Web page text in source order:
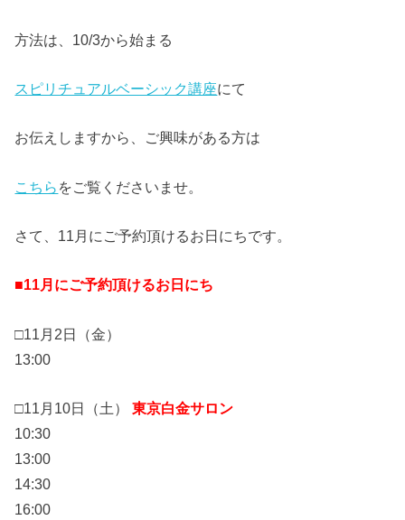
方法は、10/3から始まる
スピリチュアルベーシック講座にて
お伝えしますから、ご興味がある方は
こちら をご覧くださいませ。
さて、11月にご予約頂けるお日にちです。
■11月にご予約頂けるお日にち
□11月2日（金）
13:00
□11月10日（土）東京白金サロン
10:30
13:00
14:30
16:00